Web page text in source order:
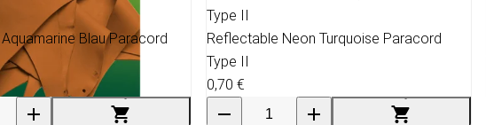
Blau Paracord
Reflectable Neon Turquoise Paracord
Type II
0,70 €